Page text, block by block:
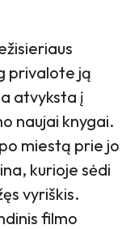
privalote ją
atvyksta į
naujai knygai.
miestą prie jo
kurioje sėdi
vyriškis.
filmo